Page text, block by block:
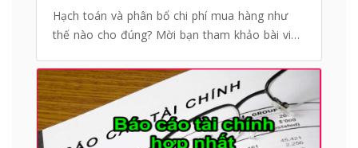
Hạch toán và phân bổ chi phí mua hàng như
thế nào cho đúng? Mời bạn tham khảo bài viết
trung tâm hỗ trợ nghiệp vụ kế toán Bee
Accounting phối hợp cùng eHoaDon Online